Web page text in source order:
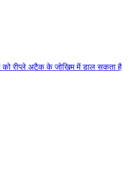
को रीप्ले अटैक के जोखिम में डाल सकता है